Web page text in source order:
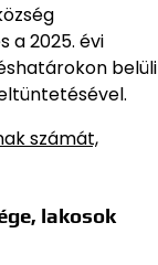
a 2025. évi
belüli
számát,
lakosok